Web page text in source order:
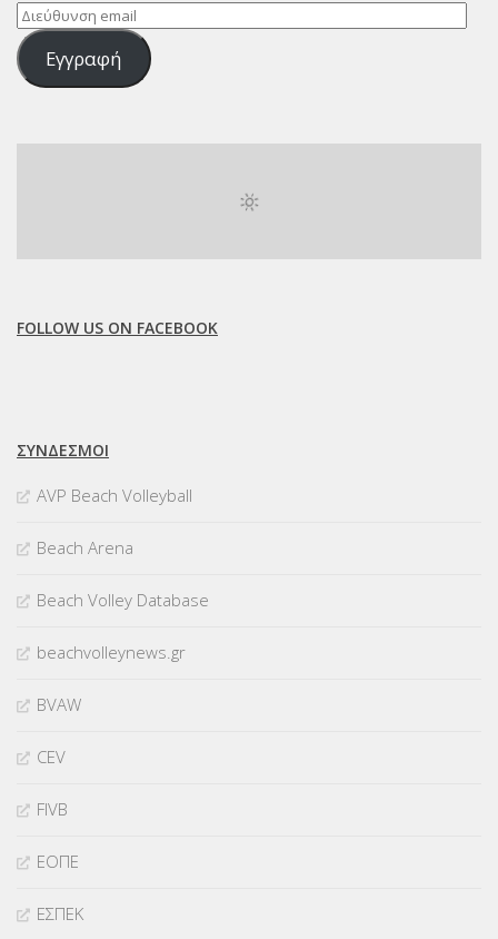
Διεύθυνση
email
Εγγραφή
FOLLOW US ON FACEBOOK
ΣΥΝΔΈΣΜΟΙ
AVP Beach Volleyball
Beach Arena
Beach Volley Database
beachvolleynews.gr
BVAW
CEV
FIVB
ΕΟΠΕ
ΕΣΠΕΚ